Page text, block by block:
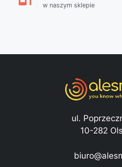
w naszym sklepie
ul.
10-282